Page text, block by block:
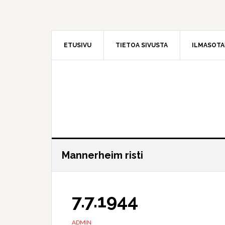
ETUSIVU TIETOA SIVUSTA
Mannerheim risti
7.7.1944
ADMIN